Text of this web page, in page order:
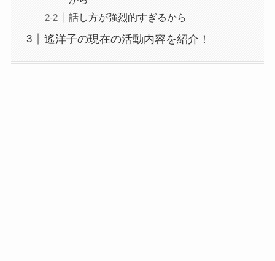
話し方が強烈的すぎるから
遙洋子の現在の活動内容を紹介！